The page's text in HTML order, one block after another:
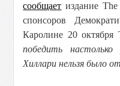
сообщает издание
спонсоров
Каролине 20 октября
победить
Хиллари нельзя было